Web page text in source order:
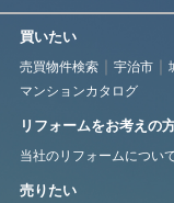
買いたい
売買物件検索 宇治市
マンションカタログ
リフォームをお考えの
当社のリフォームについ
売りたい